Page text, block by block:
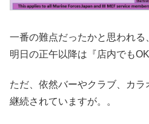
一番の難点だったかと思われる
明日の正午以降は『店内でも
ただ、依然バーやクラブ、カ
継続されていますが。。